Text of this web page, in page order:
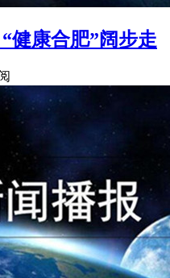
健康合肥”阔步走